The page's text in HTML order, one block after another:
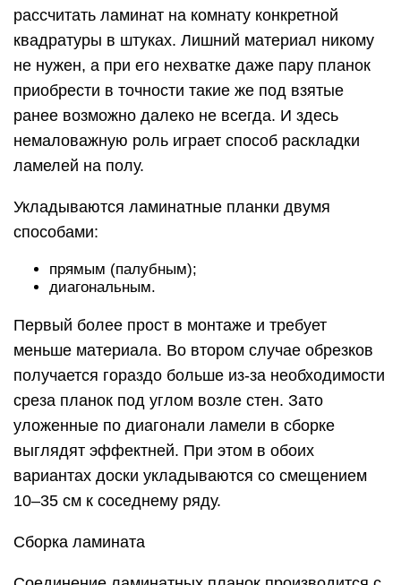
рассчитать ламинат на комнату конкретной
квадратуры в штуках. Лишний материал никому
не нужен, а при его нехватке даже пару планок
приобрести в точности такие же под взятые
ранее возможно далеко не всегда. И здесь
немаловажную роль играет способ раскладки
ламелей на полу.
Укладываются ламинатные планки двумя
способами:
прямым (палубным);
диагональным.
Первый более прост в монтаже и требует
меньше материала. Во втором случае обрезков
получается гораздо больше из-за необходимости
среза планок под углом возле стен. Зато
уложенные по диагонали ламели в сборке
выглядят эффектней. При этом в обоих
вариантах доски укладываются со смещением
10–35 см к соседнему ряду.
Сборка ламината